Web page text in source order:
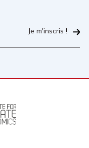
Je m'inscris !